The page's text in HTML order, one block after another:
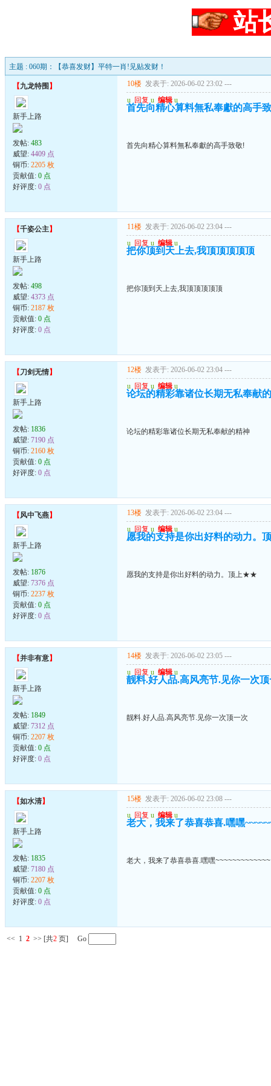
站
主题 : 060期：【恭喜发财】平特一肖!见贴发财！
【九龙特围 】
新手上路
发帖: 483
威望: 4409 点
铜币: 2205 枚
贡献值: 0 点
好评度: 0 点
10楼 发表于: 2026-06-02 23:02 ---
u 回复 u 编辑 u
首先向精心算料無私奉獻的高手
首先向精心算料無私奉獻的高手致敬!
【千姿公主】
新手上路
发帖: 498
威望: 4373 点
铜币: 2187 枚
贡献值: 0 点
好评度: 0 点
11楼 发表于: 2026-06-02 23:04 ---
u 回复 u 编辑 u
把你顶到天上去,我顶顶顶顶顶
把你顶到天上去,我顶顶顶顶顶
【刀剑无情】
新手上路
发帖: 1836
威望: 7190 点
铜币: 2160 枚
贡献值: 0 点
好评度: 0 点
12楼 发表于: 2026-06-02 23:04 ---
u 回复 u 编辑 u
论坛的精彩靠诸位长期无私奉献
论坛的精彩靠诸位长期无私奉献的精神
【风中飞燕】
新手上路
发帖: 1876
威望: 7376 点
铜币: 2237 枚
贡献值: 0 点
好评度: 0 点
13楼 发表于: 2026-06-02 23:04 ---
u 回复 u 编辑 u
愿我的支持是你出好料的动力
愿我的支持是你出好料的动力。顶上★★
【并非有意】
新手上路
发帖: 1849
威望: 7312 点
铜币: 2207 枚
贡献值: 0 点
好评度: 0 点
14楼 发表于: 2026-06-02 23:05 ---
u 回复 u 编辑 u
靓料.好人品.高风亮节.见你一次
靓料.好人品.高风亮节.见你一次顶一次
【如水清】
新手上路
发帖: 1835
威望: 7180 点
铜币: 2207 枚
贡献值: 0 点
好评度: 0 点
15楼 发表于: 2026-06-02 23:08 ---
u 回复 u 编辑 u
老大，我来了恭喜恭喜.嘿嘿
老大，我来了恭喜恭喜.嘿嘿~~~~~~~~~~~~~
<< 1 2 >> [共2 页] Go